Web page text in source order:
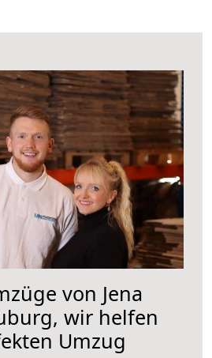
von Jena
wir helfen
Umzug